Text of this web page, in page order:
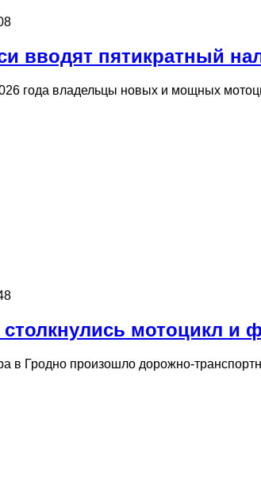
вводят пятикратный
года владельцы новых и мощных
мотоцикл и
в Гродно произошло дорожно-